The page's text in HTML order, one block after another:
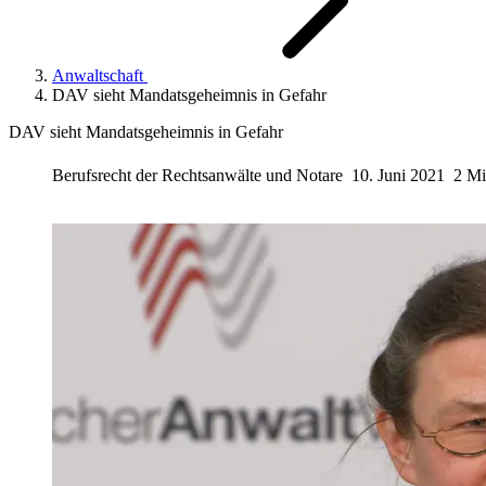
Anwaltschaft
DAV sieht Mandatsgeheimnis in Gefahr
DAV sieht Mandatsgeheimnis in Gefahr
Berufsrecht der Rechtsanwälte und Notare 10. Juni 2021 2